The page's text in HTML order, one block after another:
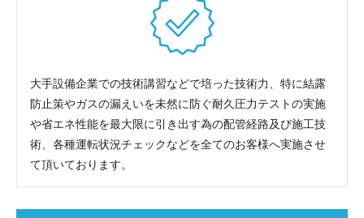
大手設備企業での技術講習などで培った技術力、特に結露
防止策やガスの漏えいを未然に防ぐ耐久圧力テストの実施
や省エネ性能を最大限に引き出す為の配管経路及び施工技
術、各種運転状況チェックなどを全てのお客様へ実施させ
て頂いております。